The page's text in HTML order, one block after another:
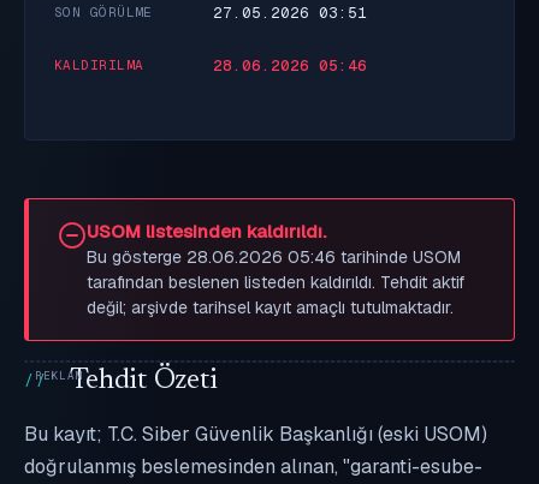
SON GÖRÜLME 27.05.2026 03:51
KALDIRILMA 28.06.2026 05:46
USOM listesinden kaldırıldı.
Bu gösterge 28.06.2026 05:46 tarihinde USOM
tarafından beslenen listeden kaldırıldı. Tehdit aktif
değil; arşivde tarihsel kayıt amaçlı tutulmaktadır.
Tehdit Özeti
Bu kayıt; T.C. Siber Güvenlik Başkanlığı (eski USOM)
doğrulanmış beslemesinden alınan, "garanti-esube-